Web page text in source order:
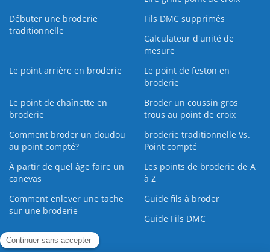
Débuter une broderie
traditionnelle
Fils DMC supprimés
Calculateur d'unité de
mesure
Le point arrière en broderie
Le point de feston en
broderie
Le point de chaînette en
broderie
Broder un coussin gros
trous au point de croix
Comment broder un doudou
au point compté?
broderie traditionnelle Vs.
Point compté
À partir de quel âge faire un
canevas
Les points de broderie de A
à Z
Comment enlever une tache
sur une broderie
Guide fils à broder
Guide Fils DMC
Guide de la Broderie